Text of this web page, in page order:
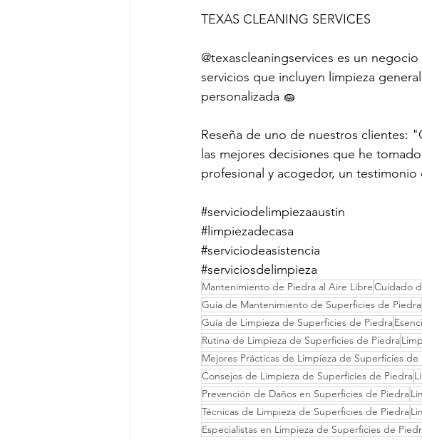
TEXAS CLEANING SERVICES
@texascleaningservices es un
servicios que incluyen limpieza
personalizada 🧽
Reseña de uno de nuestros clientes:
las mejores decisiones que he
profesional y acogedor, un testimonio
#serviciodelimpiezaaustin
#limpiezadecasa
#serviciodeasistencia
#serviciosdelimpieza
Mantenimiento de Piedra al Aire LibreCuidado
Guía de Mantenimiento de Superficies de Piedra
Guía de Limpieza de Superficies de Piedra
Rutina de Limpieza de Superficies de Piedra
Mejores Prácticas de Limpieza de Superficies de
Consejos de Limpieza de Superficies de Piedra
Prevención de Daños en Superficies de Piedra
Técnicas de Limpieza de Superficies de Piedra
Especialistas en Limpieza de Superficies de